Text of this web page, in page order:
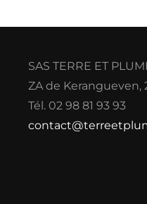
SAS TERRE ET
ZA de Kerangueven,
Tél. 02 98 81 93 93